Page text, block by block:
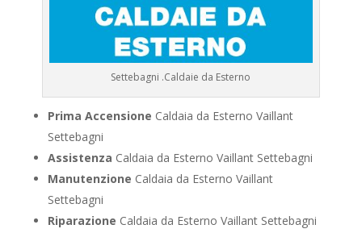
Settebagni .Caldaie da Esterno
Prima Accensione Caldaia da Esterno Vaillant
Settebagni
Assistenza Caldaia da Esterno Vaillant Settebagni
Manutenzione Caldaia da Esterno Vaillant
Settebagni
Riparazione Caldaia da Esterno Vaillant Settebagni